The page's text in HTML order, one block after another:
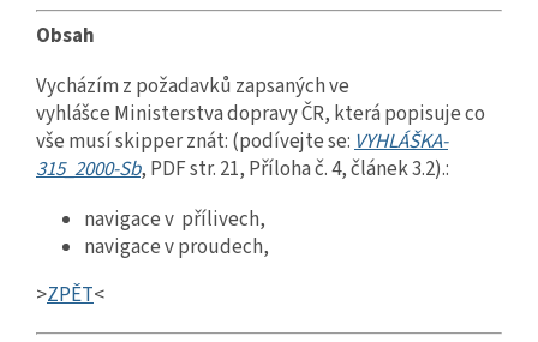
Obsah
Vycházím z požadavků zapsaných ve
vyhlášce Ministerstva dopravy ČR, která popisuje co
vše musí skipper znát: (podívejte se: VYHLÁŠKA-
315_2000-Sb, PDF str. 21, Příloha č. 4, článek 3.2).:
navigace v přílivech,
navigace v proudech,
>ZPĚT<